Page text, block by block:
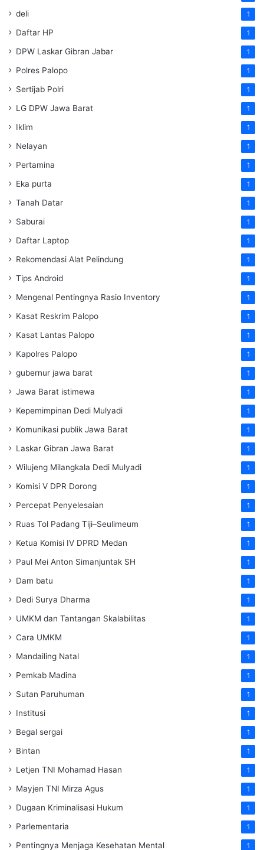
deli 1
Daftar HP 1
DPW Laskar Gibran Jabar 1
Polres Palopo 1
Sertijab Polri 1
LG DPW Jawa Barat 1
Iklim 1
Nelayan 1
Pertamina 1
Eka purta 1
Tanah Datar 1
Saburai 1
Daftar Laptop 1
Rekomendasi Alat Pelindung 1
Tips Android 1
Mengenal Pentingnya Rasio Inventory 1
Kasat Reskrim Palopo 1
Kasat Lantas Palopo 1
Kapolres Palopo 1
gubernur jawa barat 1
Jawa Barat istimewa 1
Kepemimpinan Dedi Mulyadi 1
Komunikasi publik Jawa Barat 1
Laskar Gibran Jawa Barat 1
Wilujeng Milangkala Dedi Mulyadi 1
Komisi V DPR Dorong 1
Percepat Penyelesaian 1
Ruas Tol Padang Tiji–Seulimeum 1
Ketua Komisi IV DPRD Medan 1
Paul Mei Anton Simanjuntak SH 1
Dam batu 1
Dedi Surya Dharma 1
UMKM dan Tantangan Skalabilitas 1
Cara UMKM 1
Mandailing Natal 1
Pemkab Madina 1
Sutan Paruhuman 1
Institusi 1
Begal sergai 1
Bintan 1
Letjen TNI Mohamad Hasan 1
Mayjen TNI Mirza Agus 1
Dugaan Kriminalisasi Hukum 1
Parlementaria 1
Pentingnya Menjaga Kesehatan Mental 1